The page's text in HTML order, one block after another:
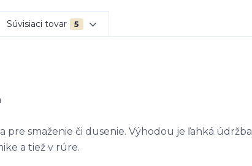
Súvisiaci tovar 5
pre smaženie či dusenie. Výhodou je ľahká údržba
a tiež v rúre.